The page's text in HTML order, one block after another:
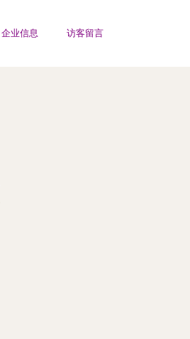
企业信息 访客留言